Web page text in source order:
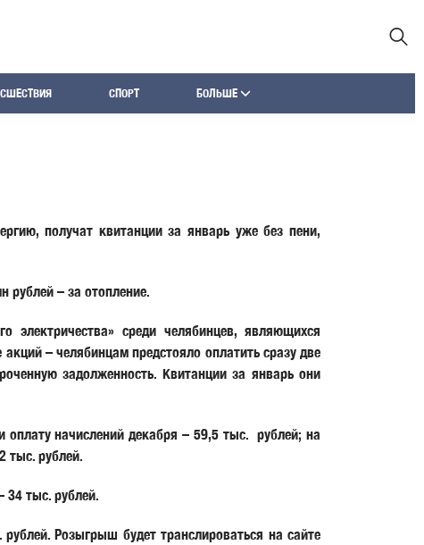
СПОРТ БОЛЬШЕ
получат квитанции за январь уже без пени,
рублей – за отопление.
электричества» среди челябинцев, являющихся
– челябинцам предстояло оплатить сразу две
задолженность. Квитанции за январь они
начислений декабря – 59,5 тыс. рублей; на
тыс. рублей.
34 тыс. рублей.
Розыгрыш будет транслироваться на сайте